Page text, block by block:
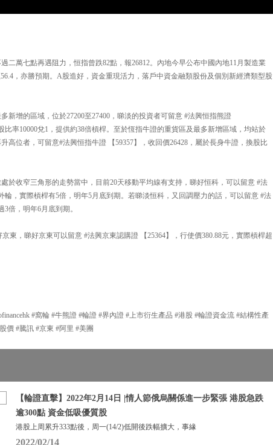
二萬七點再遇阻力，恒指曾跌82點，報26812。內地今早公布中國內地11月製造業
，亦勝預期。A股造好，資金重現活力，落戶中資金融類股份及個別新經濟類型股
新增的區域，位於27200至27400，睇淡的投資者可留意 #法興恒指熊證
比率10000兌1，提供約38倍槓桿。至於恆指牛證的重貨區及最多新增區域，均站於
高位者，可留意#法興恒指牛證 【59357】，收回價26428，屬於長身牛證，換股比
於收窄三角形的走勢當中，目前20天移動平均線有支持，睇好恒科，可以留意 #法
輪，實際槓桿有5倍，明年5月底到期。若睇淡恒科，又回調壓力的話，可以留意 #法
倍，明年6月底到期。
東，睇好京東可以留意 #法興京東認購證 【25364】，行使價380.88元，實際槓桿超
#窩輪 #牛熊證 #輪證 #界內證 #上市衍生產品 #港股 #輪證資金流 #結構性產
價 #騰訊 #京東 #阿里 #美團
【輪證直擊】2022年2月14日 |情人節俄烏關係進一步緊張 港股急跌
逾300點 資金低吸優質股
港股上周累升333點後，周一(14/2)低開後跌幅擴大，事緣
2022/02/14